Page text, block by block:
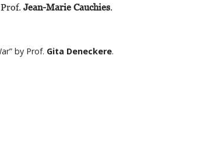
Jean-Marie Cauchies.
by Prof. Gita Deneckere.